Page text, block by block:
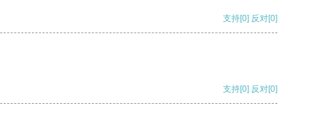
支持[0] 反对[0]
支持[0] 反对[0]